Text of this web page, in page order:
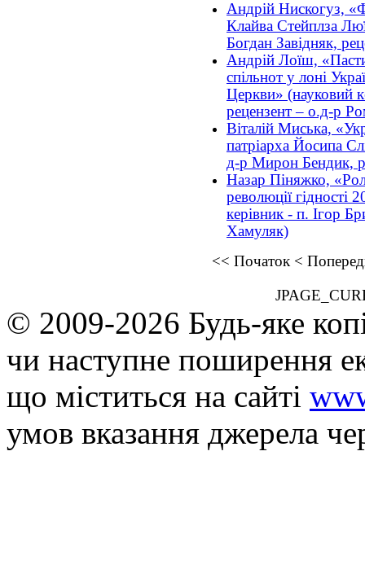
Андрій Нискогуз,
Клайва Стейплза
Богдан Завідняк,
Андрій Лоїш,
спільнот у лоні
Церкви» (науковий
рецензент – о.д-р
Віталій Миська,
патріарха Йосипа
д-р Мирон Бендик,
Назар Піняжко,
революції гідності
керівник - п. Ігор
Хамуляк)
<< Початок<
© 2009-2026 Будь-яке
чи наступне поширення
що мiститься на сайті
умов вказання джерела